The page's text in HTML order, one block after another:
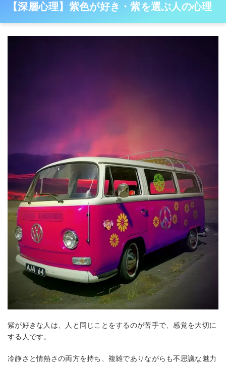
【深層心理】紫色が好き・紫を選ぶ人の心理
紫が好きな人は、人と同じことをするのが苦手で、感覚を大切に
する人です。
冷静さと情熱さの両方を持ち、複雑でありながらも不思議な魅力